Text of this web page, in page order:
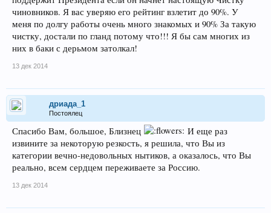
чиновников. Я вас уверяю его рейтинг взлетит до 90%. У
меня по долгу работы очень много знакомых и 90% За такую
чистку, достали по гланд потому что!!! Я бы сам многих из
них в баки с дерьмом затолкал!
13 дек 2014
дриада_1
Постоялец
Спасибо Вам, большое, Близнец
И еще раз
извините за некоторую резкость, я решила, что Вы из
категории вечно-недовольных нытиков, а оказалось, что Вы
реально, всем сердцем переживаете за Россию.
13 дек 2014